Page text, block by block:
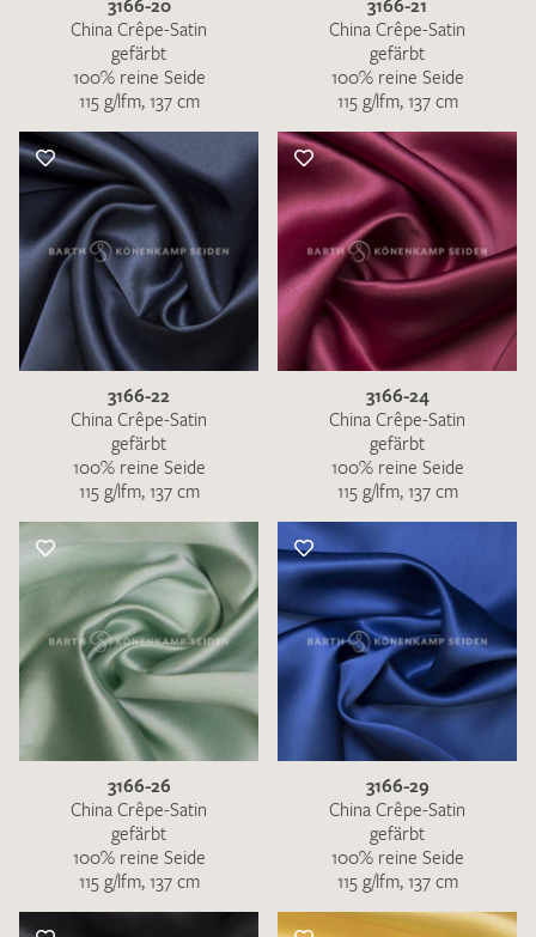
3166-20
China Crêpe-Satin
gefärbt
100% reine Seide
115 g/lfm, 137 cm
3166-21
China Crêpe-Satin
gefärbt
100% reine Seide
115 g/lfm, 137 cm
3166-22
China Crêpe-Satin
gefärbt
100% reine Seide
115 g/lfm, 137 cm
3166-24
China Crêpe-Satin
gefärbt
100% reine Seide
115 g/lfm, 137 cm
3166-26
China Crêpe-Satin
gefärbt
100% reine Seide
115 g/lfm, 137 cm
3166-29
China Crêpe-Satin
gefärbt
100% reine Seide
115 g/lfm, 137 cm